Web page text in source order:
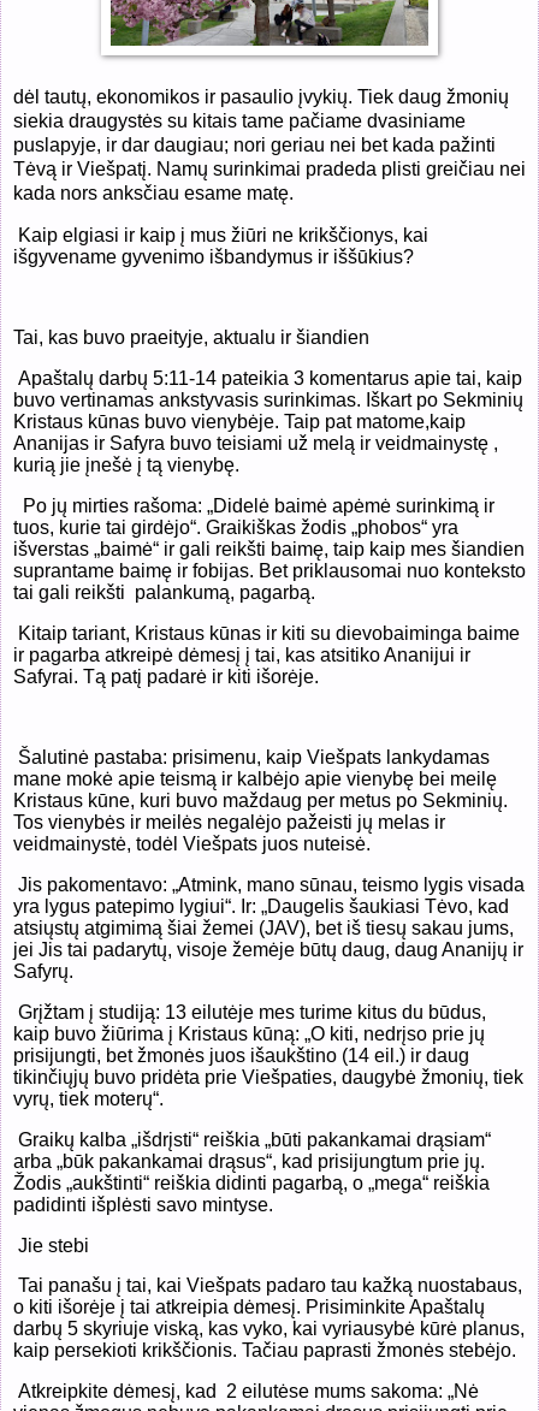
dėl tautų, ekonomikos ir pasaulio įvykių. Tiek daug žmonių
siekia draugystės su kitais tame pačiame dvasiniame
puslapyje, ir dar daugiau; nori geriau nei bet kada pažinti
Tėvą ir Viešpatį. Namų surinkimai pradeda plisti greičiau nei
kada nors anksčiau esame matę.
Kaip elgiasi ir kaip į mus žiūri ne krikščionys, kai
išgyvename gyvenimo išbandymus ir iššūkius?
Tai, kas buvo praeityje, aktualu ir šiandien
Apaštalų darbų 5:11-14 pateikia 3 komentarus apie tai, kaip
buvo vertinamas ankstyvasis surinkimas. Iškart po Sekminių
Kristaus kūnas buvo vienybėje. Taip pat matome,kaip
Ananijas ir Safyra buvo teisiami už melą ir veidmainystę ,
kurią jie įnešė į tą vienybę.
Po jų mirties rašoma: „Didelė baimė apėmė surinkimą ir
tuos, kurie tai girdėjo“. Graikiškas žodis „phobos“ yra
išverstas „baimė“ ir gali reikšti baimę, taip kaip mes šiandien
suprantame baimę ir fobijas. Bet priklausomai nuo konteksto
tai gali reikšti palankumą, pagarbą.
Kitaip tariant, Kristaus kūnas ir kiti su dievobaiminga baime
ir pagarba atkreipė dėmesį į tai, kas atsitiko Ananijui ir
Safyrai. Tą patį padarė ir kiti išorėje.
Šalutinė pastaba: prisimenu, kaip Viešpats lankydamas
mane mokė apie teismą ir kalbėjo apie vienybę bei meilę
Kristaus kūne, kuri buvo maždaug per metus po Sekminių.
Tos vienybės ir meilės negalėjo pažeisti jų melas ir
veidmainystė, todėl Viešpats juos nuteisė.
Jis pakomentavo: „Atmink, mano sūnau, teismo lygis visada
yra lygus patepimo lygiui“. Ir: „Daugelis šaukiasi Tėvo, kad
atsiųstų atgimimą šiai žemei (JAV), bet iš tiesų sakau jums,
jei Jis tai padarytų, visoje žemėje būtų daug, daug Ananijų ir
Safyrų.
Grįžtam į studiją: 13 eilutėje mes turime kitus du būdus,
kaip buvo žiūrima į Kristaus kūną: „O kiti, nedrįso prie jų
prisijungti, bet žmonės juos išaukštino (14 eil.) ir daug
tikinčiųjų buvo pridėta prie Viešpaties, daugybė žmonių, tiek
vyrų, tiek moterų“.
Graikų kalba „išdrįsti“ reiškia „būti pakankamai drąsiam“
arba „būk pakankamai drąsus“, kad prisijungtum prie jų.
Žodis „aukštinti“ reiškia didinti pagarbą, o „mega“ reiškia
padidinti išplėsti savo mintyse.
Jie stebi
Tai panašu į tai, kai Viešpats padaro tau kažką nuostabaus,
o kiti išorėje į tai atkreipia dėmesį. Prisiminkite Apaštalų
darbų 5 skyriuje viską, kas vyko, kai vyriausybė kūrė planus,
kaip persekioti krikščionis. Tačiau paprasti žmonės stebėjo.
Atkreipkite dėmesį, kad
2 eilutėse mums sakoma: „Nė